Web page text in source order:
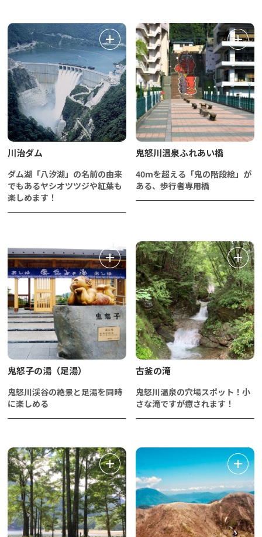
川治ダム
ダム湖「八汐湖」の名前の由来
でもあるヤシオツツジや紅葉も
楽しめます！
鬼怒川温泉ふれあい橋
40mを超える「鬼の階段絵」が
ある、歩行者専用橋
鬼怒子の湯（足湯）
鬼怒川渓谷の絶景と足湯を同時
に楽しめる
古釜の滝
鬼怒川温泉の穴場スポット！小
さな滝ですが癒されます！